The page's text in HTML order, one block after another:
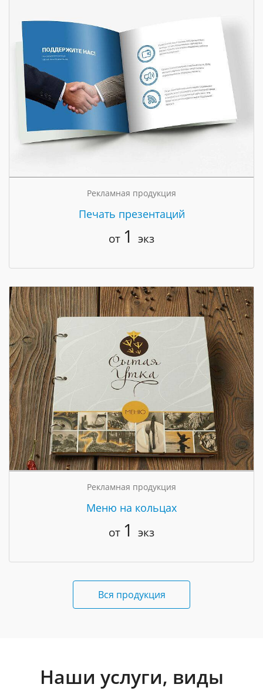
Рекламная продукция
Печать презентаций
от 1 экз
Рекламная продукция
Меню на кольцах
от 1 экз
Вся продукция
Наши услуги, виды